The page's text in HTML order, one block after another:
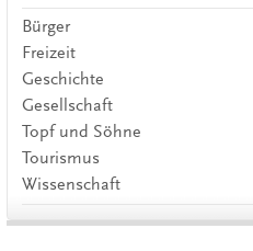
Bürger
Freizeit
Geschichte
Gesellschaft
Topf und Söhne
Tourismus
Wissenschaft